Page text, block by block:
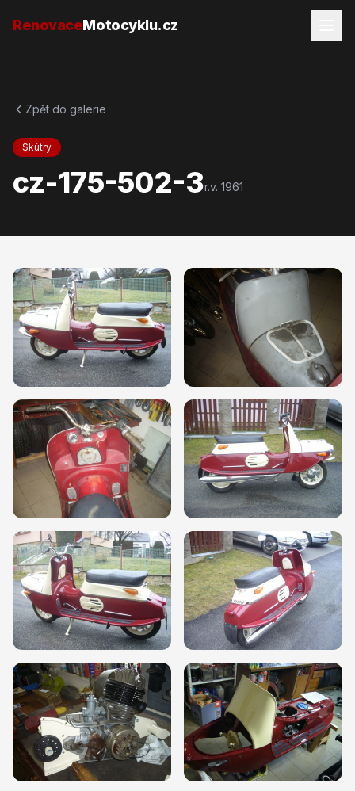
RenovaceMotocyklu.cz
Zpět do galerie
Skútry
cz-175-502-3r.v. 1961